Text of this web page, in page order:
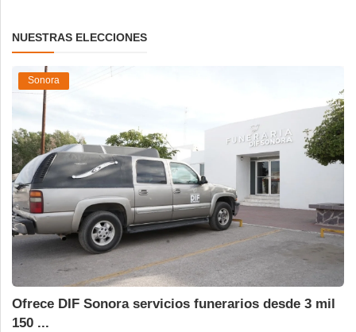
NUESTRAS ELECCIONES
Sonora
Ofrece DIF Sonora servicios funerarios desde 3 mil
150 ...